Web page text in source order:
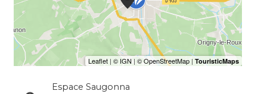
Espace Saugonna